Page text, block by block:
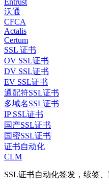
Entrust
沃通
CFCA
Actalis
Certum
SSL 证书
OV SSL证书
DV SSL证书
EV SSL证书
通配符SSL证书
多域名SSL证书
IP SSL证书
国产SSL证书
国密SSL证书
证书自动化
CLM
SSL证书自动化签发，续签